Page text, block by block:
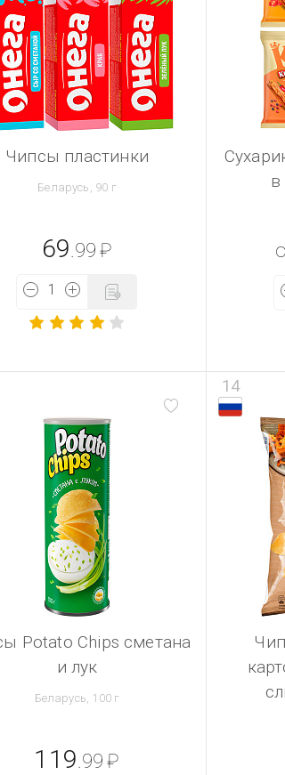
Чипсы пластинки
Беларусь, 90 г
69 .99 ₽
Potato Chips сметана
и лук
Беларусь, 100 г
119 .99 ₽
14